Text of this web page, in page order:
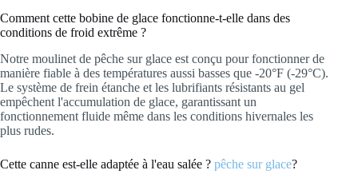
Comment cette bobine de glace fonctionne-t-elle dans des
conditions de froid extrême ?
Notre moulinet de pêche sur glace est conçu pour fonctionner de
manière fiable à des températures aussi basses que -20°F (-29°C).
Le système de frein étanche et les lubrifiants résistants au gel
empêchent l'accumulation de glace, garantissant un
fonctionnement fluide même dans les conditions hivernales les
plus rudes.
Cette canne est-elle adaptée à l'eau salée ? pêche sur glace?